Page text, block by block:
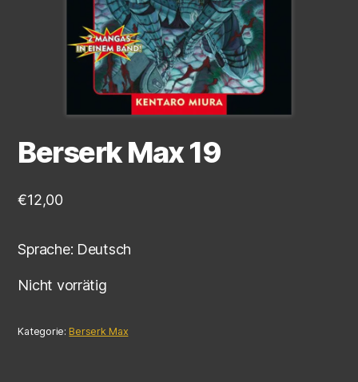
Berserk Max 19
€12,00
Sprache: Deutsch
Nicht vorrätig
Kategorie: Berserk Max